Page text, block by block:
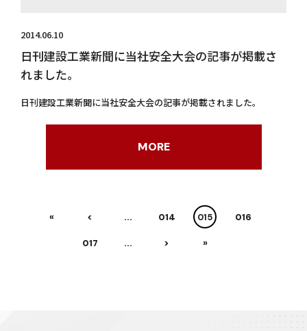
2014.06.10
日刊建設工業新聞に当社安全大会の記事が掲載さ
れました。
日刊建設工業新聞に当社安全大会の記事が掲載されました。
MORE
« < ... 14 15 16
17 ... > »